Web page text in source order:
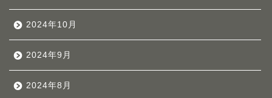
2024年10月
2024年9月
2024年8月